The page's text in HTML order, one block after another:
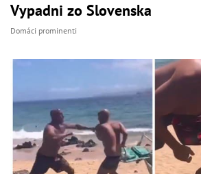
Vypadni zo Slovenska
Domáci prominenti